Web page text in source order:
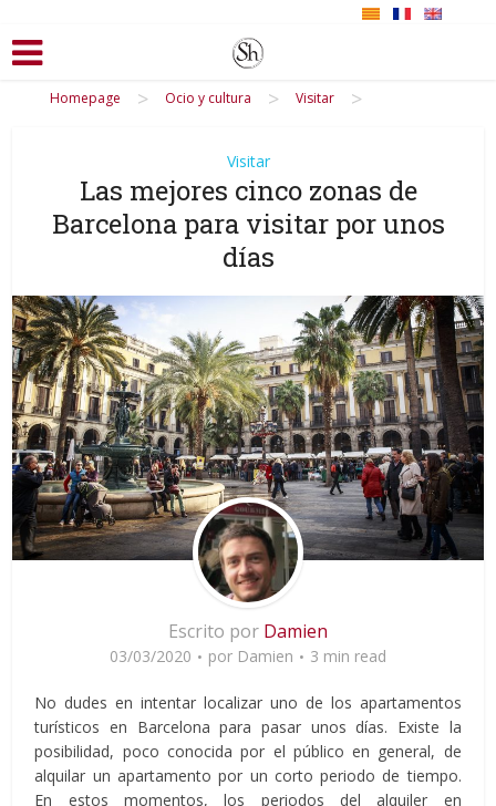
Homepage > Ocio y cultura > Visitar >
Visitar
Las mejores cinco zonas de
Barcelona para visitar por unos
días
Escrito por Damien
03/03/2020 por Damien 3 min read
No dudes en intentar localizar uno de los apartamentos
turísticos en Barcelona para pasar unos días. Existe la
posibilidad, poco conocida por el público en general, de
alquilar un apartamento por un corto periodo de tiempo.
En estos momentos, los periodos del alquiler en